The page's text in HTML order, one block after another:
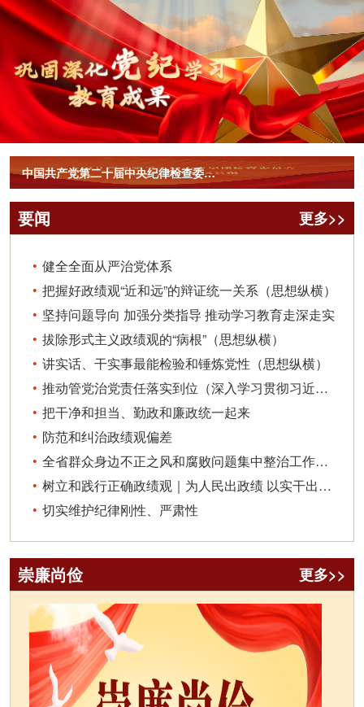
中国共产党第二十届中央纪律检查委员会第三次全体会议公报-来源：新华社
要闻 更多>>
健全全面从严治党体系
把握好政绩观“近和远”的辩证统一关系（思想纵横）
坚持问题导向 加强分类指导 推动学习教育走深走实
拔除形式主义政绩观的“病根”（思想纵横）
讲实话、干实事最能检验和锤炼党性（思想纵横）
推动管党治党责任落实到位（深入学习贯彻习近平新时代中国特色社会主义思想）
把干净和担当、勤政和廉政统一起来
防范和纠治政绩观偏差
全省群众身边不正之风和腐败问题集中整治工作推进会议召开
树立和践行正确政绩观｜为人民出政绩 以实干出政绩
切实维护纪律刚性、严肃性
崇廉尚俭 更多>>